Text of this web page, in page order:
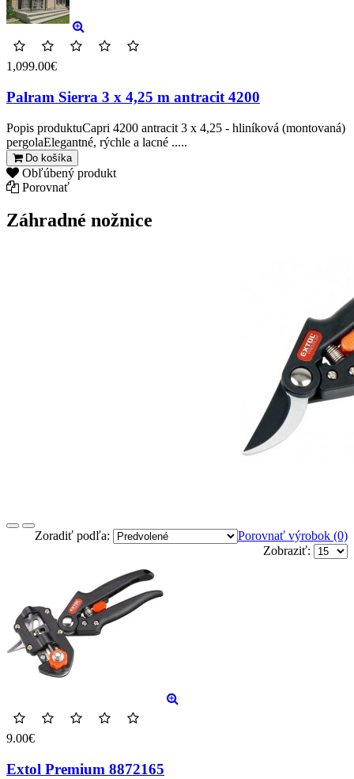
1,099.00€
Palram Sierra 3 x 4,25 m antracit 4200
Popis produktuCapri 4200 antracit 3 x 4,25 - hliníková (montovaná)
pergolaElegantné, rýchle a lacné .....
Do košíka
Obľúbený produkt
Porovnať
Záhradné nožnice
Porovnať výrobok (0)
Zoradiť podľa:
Zobraziť:
9.00€
Extol Premium 8872165